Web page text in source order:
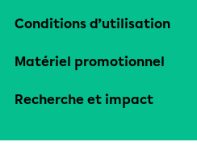
Conditions d’utilisation
Matériel promotionnel
Recherche et impact